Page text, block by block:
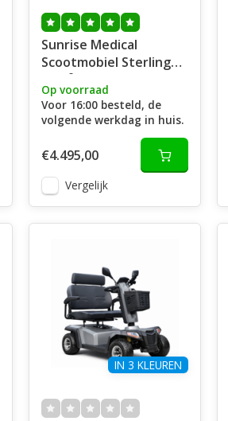
Sunrise Medical
Scootmobiel Sterling
Elite² Plus
Op voorraad
Voor 16:00 besteld, de
volgende werkdag in huis.
€4.495,00
Vergelijk
IN 3 KLEUREN